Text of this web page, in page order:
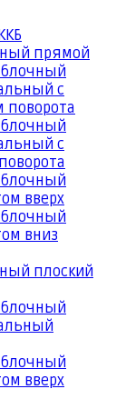
прямой
с
поворота
с
вверх
вниз
плоский
вверх